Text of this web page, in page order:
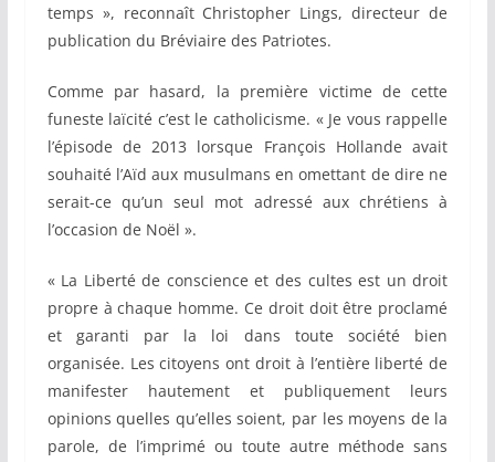
temps », reconnaît Christopher Lings, directeur de
publication du Bréviaire des Patriotes.
Comme par hasard, la première victime de cette
funeste laïcité c’est le catholicisme. « Je vous rappelle
l’épisode de 2013 lorsque François Hollande avait
souhaité l’Aïd aux musulmans en omettant de dire ne
serait-ce qu’un seul mot adressé aux chrétiens à
l’occasion de Noël ».
« La Liberté de conscience et des cultes est un droit
propre à chaque homme. Ce droit doit être proclamé
et garanti par la loi dans toute société bien
organisée. Les citoyens ont droit à l’entière liberté de
manifester hautement et publiquement leurs
opinions quelles qu’elles soient, par les moyens de la
parole, de l’imprimé ou toute autre méthode sans